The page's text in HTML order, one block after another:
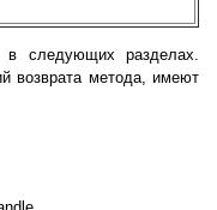
в следующих разделах.
возврата метода, имеют